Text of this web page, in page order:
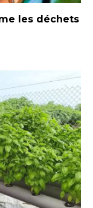
les déchets